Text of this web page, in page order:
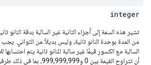
integer
تشير هذه السمة إلى أجزاء الثانية غير السالبة بدقة النانو
من المدة بوحدة النانو ثانية، وليس بديلاً عن الثواني.
السالبة مع الكسور قيمًا غير سالبة للنانو ثانية يتم
أن تتراوح القيمة بين 0 و999,999,999، بما في ذلك طرفي النطاق.